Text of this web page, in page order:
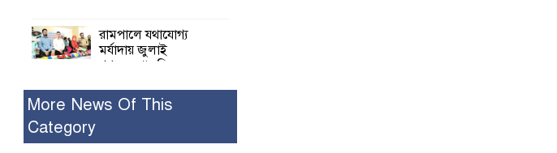
রামপালে যথাযোগ্য
মর্যাদায় জুলাই
গণঅভ্যুত্থান দিবসে
কাদেরসহ সাতজনের
More News Of This
Category